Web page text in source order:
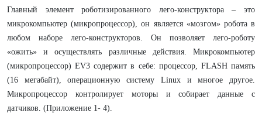
Главный элемент роботизированного лего-конструктора – это
микрокомпьютер (микропроцессор), он является «мозгом» робота в
любом наборе лего-конструкторов. Он позволяет лего-роботу
«ожить» и осуществлять различные действия. Микрокомпьютер
(микропроцессор) EV3 содержит в себе: процессор, FLASH память
(16 мегабайт), операционную систему Linux и многое другое.
Микропроцессор контролирует моторы и собирает данные с
датчиков. (Приложение 1- 4).